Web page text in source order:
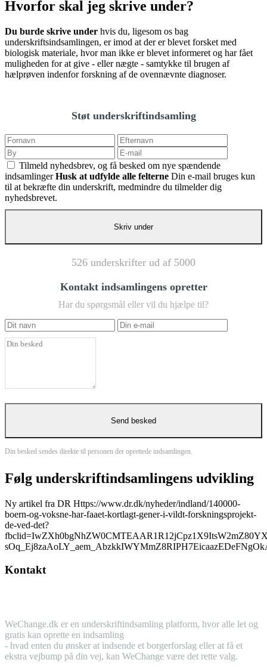
Hvorfor skal jeg skrive under?
Du burde skrive under hvis du, ligesom os bag
underskriftsindsamlingen, er imod at der er blevet forsket med
biologisk materiale, hvor man ikke er blevet informeret og har fået
muligheden for at give - eller nægte - samtykke til brugen af
hælprøven indenfor forskning af de ovennævnte diagnoser.
Støt underskriftindsamling
Tilmeld nyhedsbrev, og få besked om nye spændende
indsamlinger Husk at udfylde alle felterne Din e-mail bruges kun
til at bekræfte din underskrift, medmindre du tilmelder dig
nyhedsbrevet.
526 underskrifter ud af 5000
Kontakt indsamlingens opretter
Har du spørgsmål eller vil du hjælpe til?
Din besked sendes direkte til personen der oprettede indsamlingen.
Følg underskriftindsamlingens udvikling
Ny artikel fra DR Https://www.dr.dk/nyheder/indland/140000-
boern-og-voksne-har-faaet-kortlagt-gener-i-vildt-forskningsprojekt-
de-ved-det?
Kontakt
WeChange.dk er en underskriftindsamling platform, hvor alle let og
gratis kan oprette en indsamling
- hvad enten du ønsker at indsende et borgerforslag eller at få et
ekstra vejbump på din vej, kan WeChange være det rette valg.